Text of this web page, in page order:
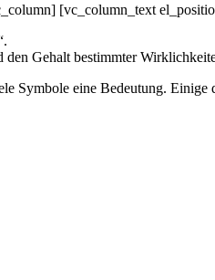
[vc_column_text
den Gehalt bestimmter
Symbole eine Bedeutung.